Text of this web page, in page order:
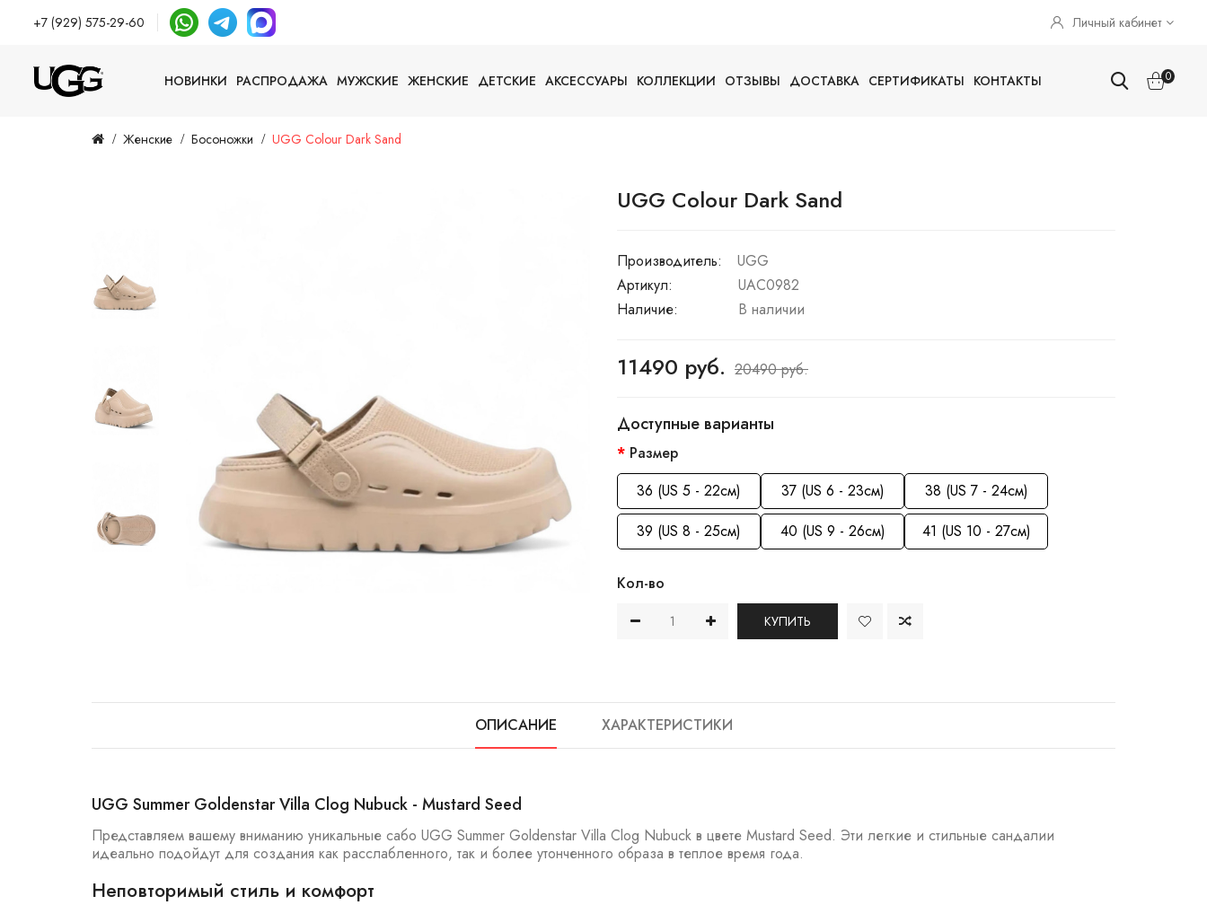
+7 (929) 575-29-60 Личный кабинет
НОВИНКИ РАСПРОДАЖА МУЖСКИЕ ЖЕНСКИЕ ДЕТСКИЕ АКСЕССУАРЫ КОЛЛЕКЦИИ ОТЗЫВЫ ДОСТАВКА СЕРТИФИКАТЫ КОНТАКТЫ 0
Женские Босоножки UGG Colour Dark Sand
UGG Colour Dark Sand
Производитель:
UGG
Артикул:
UAC0982
Наличие:
В наличии
11490 руб. 20490 руб.
Доступные варианты
Размер
36 (US 5 - 22см)
37 (US 6 - 23см)
38 (US 7 - 24см)
39 (US 8 - 25см)
40 (US 9 - 26см) 41 (US 10 - 27см)
Кол-во
КУПИТЬ
ОПИСАНИЕ ХАРАКТЕРИСТИКИ
UGG Summer Goldenstar Villa Clog Nubuck - Mustard Seed
Представляем вашему вниманию уникальные сабо UGG Summer Goldenstar Villa Clog Nubuck в цвете Mustard Seed. Эти легкие и стильные сандалии
идеально подойдут для создания как расслабленного, так и более утонченного образа в теплое время года.
Неповторимый стиль и комфорт